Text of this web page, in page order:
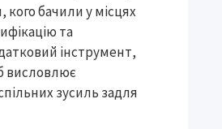
бачили у місцях
та
інструмент,
висловлює
зусиль задля